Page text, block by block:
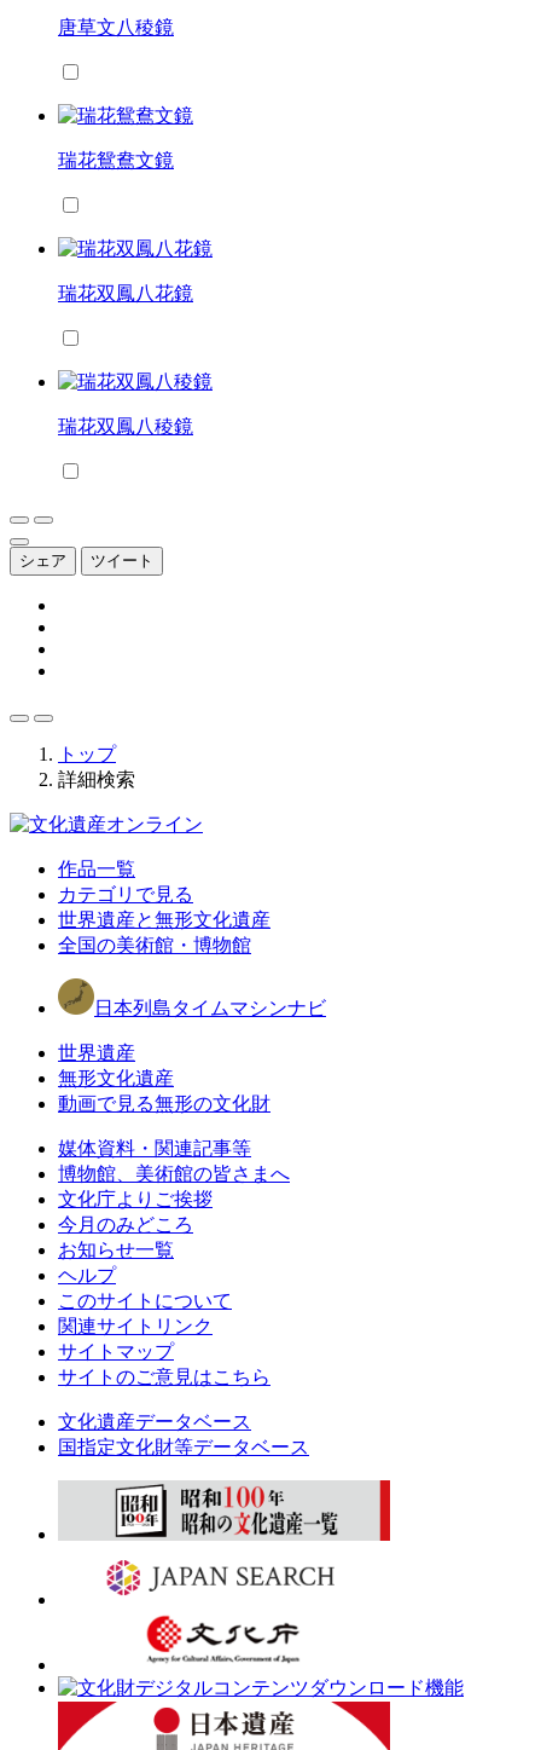
唐草文八稜鏡
瑞花鴛鴦文鏡
瑞花双鳳八花鏡
瑞花双鳳八稜鏡
シェア ツイート
トップ
詳細検索
作品一覧
カテゴリで見る
世界遺産と無形文化遺産
全国の美術館・博物館
日本列島タイムマシンナビ
世界遺産
無形文化遺産
動画で見る無形の文化財
媒体資料・関連記事等
博物館、美術館の皆さまへ
文化庁よりご挨拶
今月のみどころ
お知らせ一覧
ヘルプ
このサイトについて
関連サイトリンク
サイトマップ
サイトのご意見はこちら
文化遺産データベース
国指定文化財等データベース